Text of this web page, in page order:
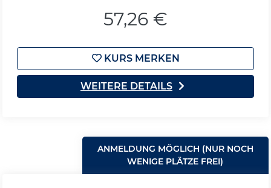
57,26 €
KURS MERKEN
WEITERE DETAILS
ANMELDUNG MÖGLICH (NUR NOCH
WENIGE PLÄTZE FREI)